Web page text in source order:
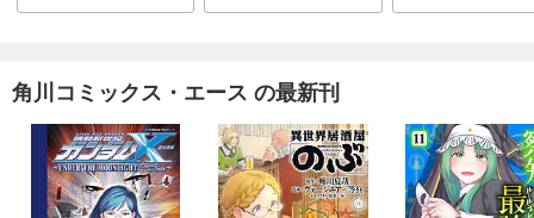
角川コミックス・エース の最新刊